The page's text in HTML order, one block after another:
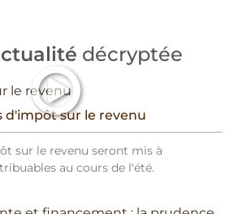
décryptée
d'impôt sur le revenu
sur le revenu seront mis à
au cours de l'été.